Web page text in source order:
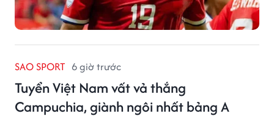
SAO SPORT 6 giờ trước
Tuyển Việt Nam vất vả thắng
Campuchia, giành ngôi nhất bảng A